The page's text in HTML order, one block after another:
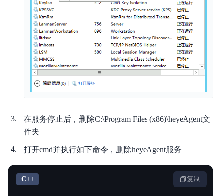
在服务停止后，删除C:\Program Files (x86)\heyeAgent文
件夹
打开cmd并执行如下命令，删除heyeAgent服务
C++ 复制